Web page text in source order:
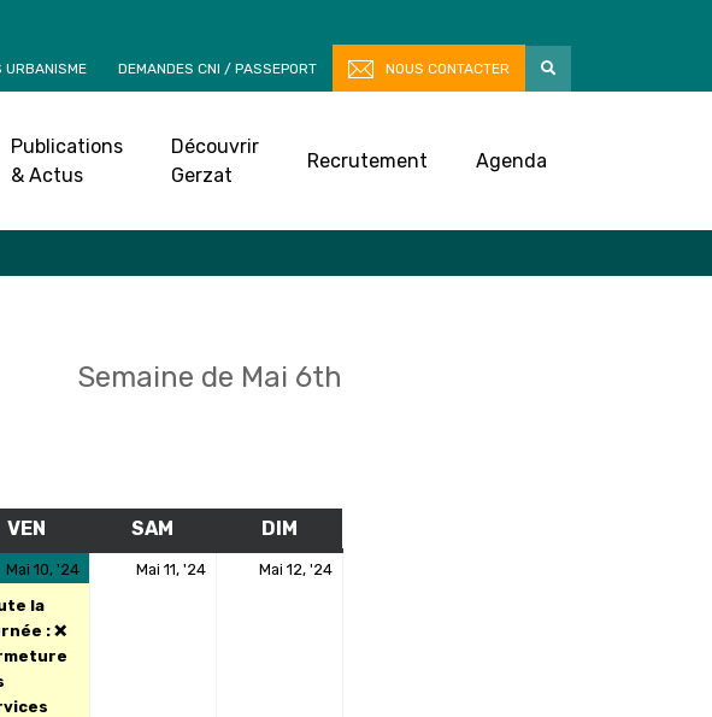
URBANISME DEMANDES CNI / PASSEPORT NOUS CONTACTER
Publications
& Actus
Découvrir
Gerzat
Recrutement Agenda
Semaine de Mai 6th
VEN VENDREDISAM DIM
Mai 10, '24
la
: ❌
Mai 11, '24 Mai 12, '24